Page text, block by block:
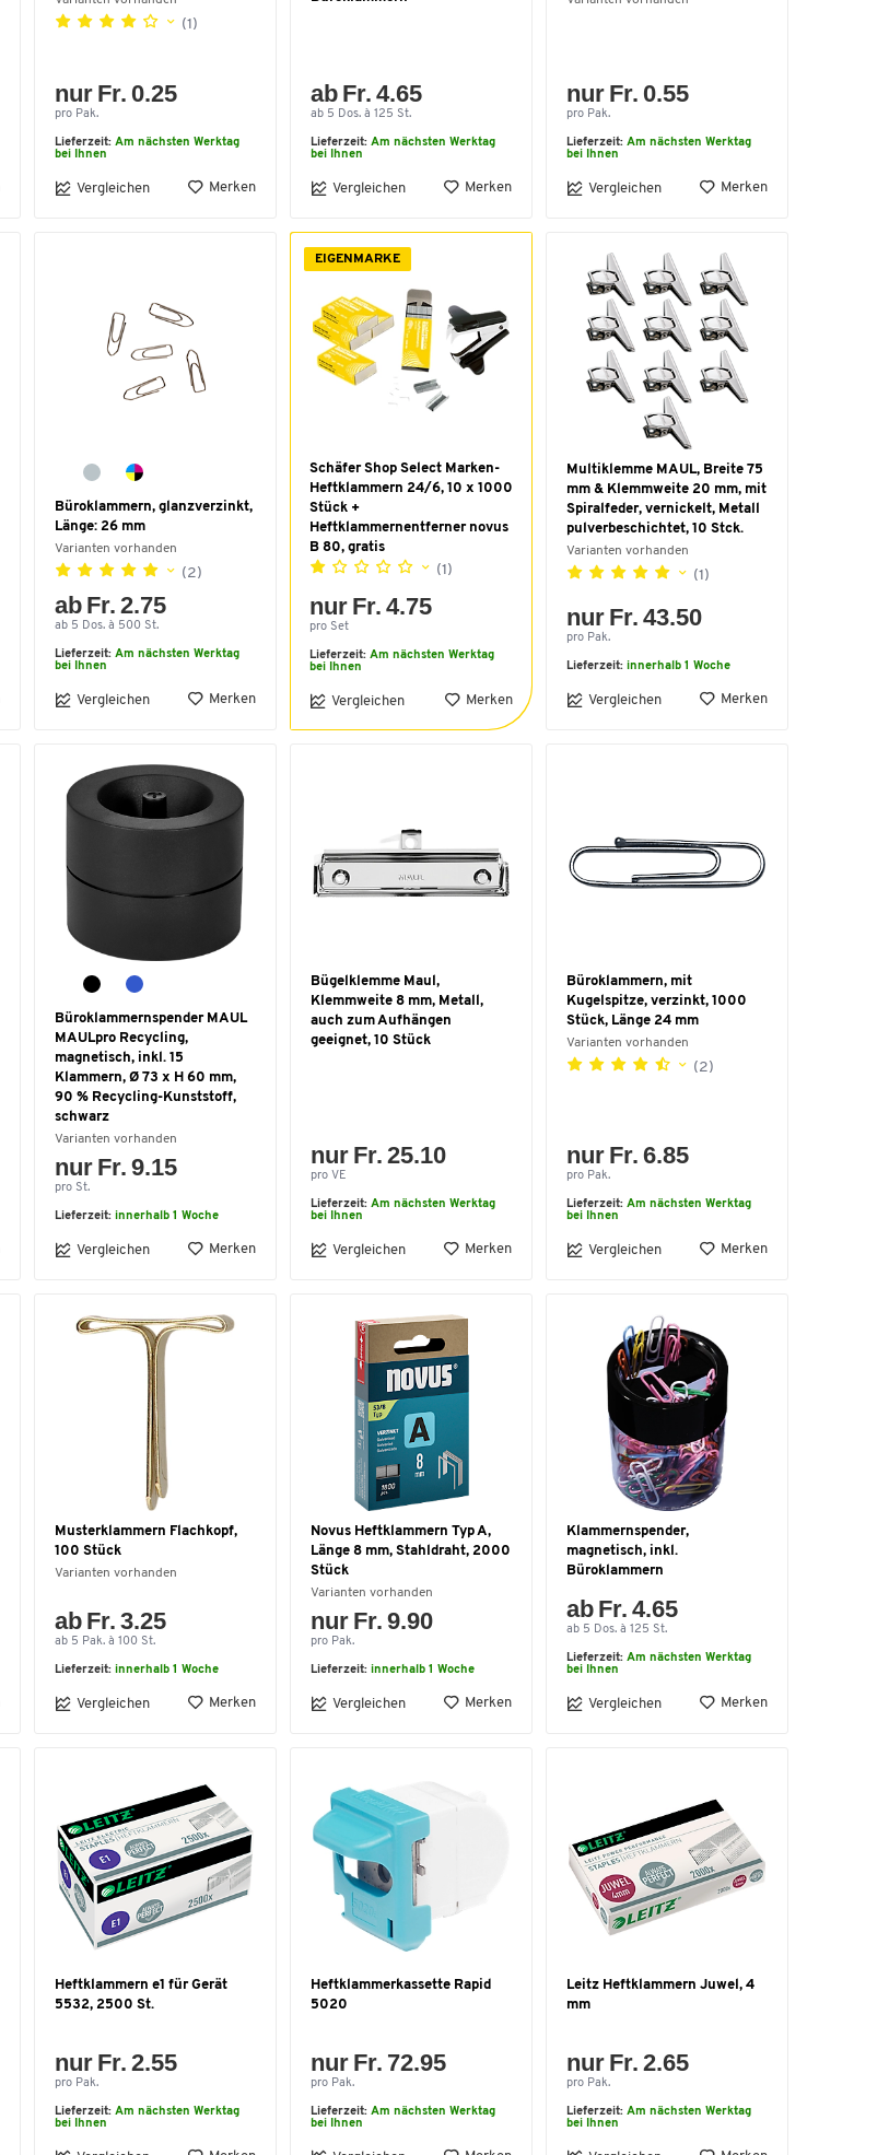
(1)
nur Fr. 0.25
pro Pak.
Lieferzeit: Am nächsten Werktag
bei Ihnen
Vergleichen Merken
ab Fr. 4.65
ab 5 Dos. à 125 St.
Lieferzeit: Am nächsten Werktag
bei Ihnen
Vergleichen Merken
nur Fr. 0.55
pro Pak.
Lieferzeit: Am nächsten Werktag
bei Ihnen
Vergleichen Merken
Büroklammern, glanzverzinkt,
Länge: 26 mm
Varianten vorhanden
(2)
ab Fr. 2.75
ab 5 Dos. à 500 St.
Lieferzeit: Am nächsten Werktag
bei Ihnen
Vergleichen Merken
EIGENMARKE
Schäfer Shop Select Marken-
Heftklammern 24/6, 10 x 1000
Stück +
Heftklammernentferner novus
B 80, gratis
(1)
nur Fr. 4.75
pro Set
Lieferzeit: Am nächsten Werktag
bei Ihnen
Vergleichen Merken
Multiklemme MAUL, Breite 75
mm & Klemmweite 20 mm, mit
Spiralfeder, vernickelt, Metall
pulverbeschichtet, 10 Stck.
Varianten vorhanden
(1)
nur Fr. 43.50
pro Pak.
Lieferzeit: innerhalb 1 Woche
Vergleichen Merken
Büroklammernspender MAUL
MAULpro Recycling,
magnetisch, inkl. 15
Klammern, Ø 73 x H 60 mm,
90 % Recycling-Kunststoff,
schwarz
Varianten vorhanden
nur Fr. 9.15
pro St.
Lieferzeit: innerhalb 1 Woche
Vergleichen Merken
Bügelklemme Maul,
Klemmweite 8 mm, Metall,
auch zum Aufhängen
geeignet, 10 Stück
nur Fr. 25.10
pro VE
Lieferzeit: Am nächsten Werktag
bei Ihnen
Vergleichen Merken
Büroklammern, mit
Kugelspitze, verzinkt, 1000
Stück, Länge 24 mm
Varianten vorhanden
(2)
nur Fr. 6.85
pro Pak.
Lieferzeit: Am nächsten Werktag
bei Ihnen
Vergleichen Merken
Musterklammern Flachkopf,
100 Stück
Varianten vorhanden
ab Fr. 3.25
ab 5 Pak. à 100 St.
Lieferzeit: innerhalb 1 Woche
Vergleichen Merken
Novus Heftklammern Typ A,
Länge 8 mm, Stahldraht, 2000
Stück
Varianten vorhanden
nur Fr. 9.90
pro Pak.
Lieferzeit: innerhalb 1 Woche
Vergleichen Merken
Klammernspender,
magnetisch, inkl.
Büroklammern
ab Fr. 4.65
ab 5 Dos. à 125 St.
Lieferzeit: Am nächsten Werktag
bei Ihnen
Vergleichen Merken
Heftklammern e1 für Gerät
5532, 2500 St.
nur Fr. 2.55
pro Pak.
Lieferzeit: Am nächsten Werktag
bei Ihnen
Heftklammerkassette Rapid
5020
nur Fr. 72.95
pro Pak.
Lieferzeit: Am nächsten Werktag
bei Ihnen
Leitz Heftklammern Juwel, 4
mm
nur Fr. 2.65
pro Pak.
Lieferzeit: Am nächsten Werktag
bei Ihnen